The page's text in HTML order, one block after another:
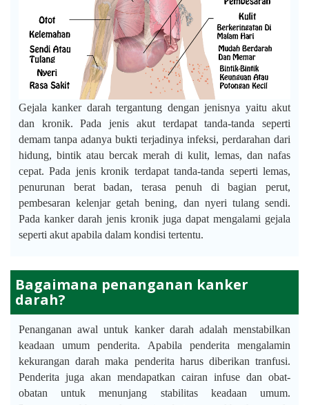
Gejala kanker darah tergantung dengan jenisnya yaitu akut
dan kronik. Pada jenis akut terdapat tanda-tanda seperti
demam tanpa adanya bukti terjadinya infeksi, perdarahan dari
hidung, bintik atau bercak merah di kulit, lemas, dan nafas
cepat. Pada jenis kronik terdapat tanda-tanda seperti lemas,
penurunan berat badan, terasa penuh di bagian perut,
pembesaran kelenjar getah bening, dan nyeri tulang sendi.
Pada kanker darah jenis kronik juga dapat mengalami gejala
seperti akut apabila dalam kondisi tertentu.
Bagaimana penanganan kanker
darah?
Penanganan awal untuk kanker darah adalah menstabilkan
keadaan umum penderita. Apabila penderita mengalamin
kekurangan darah maka penderita harus diberikan tranfusi.
Penderita juga akan mendapatkan cairan infuse dan obat-
obatan untuk menunjang stabilitas keadaan umum.